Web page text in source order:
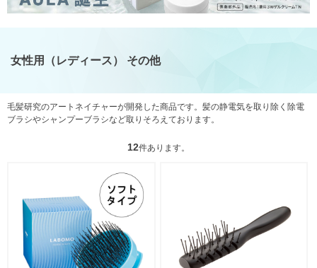
女性用（レディース） その他
毛髪研究のアートネイチャーが開発した商品です。髪の静電気を取り除く除電
ブラシやシャンプーブラシなど取りそろえております。
12件あります。